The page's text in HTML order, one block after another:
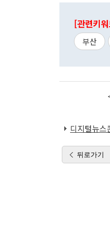
[관련키
부산
디지털뉴스
뒤로가기